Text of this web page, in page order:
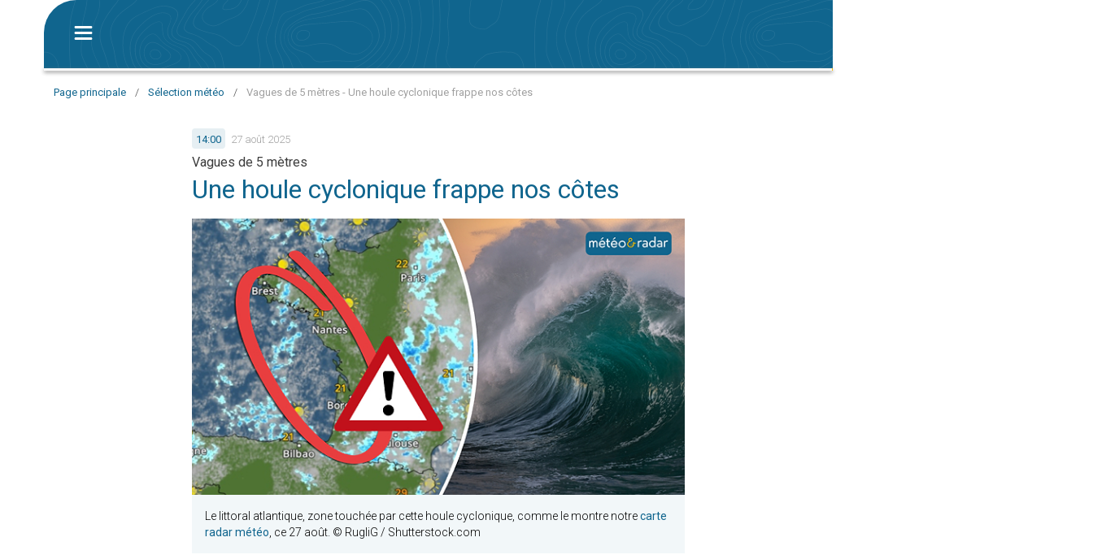
Page principale / Sélection météo / Vagues de 5 mètres - Une houle cyclonique frappe nos côtes
14:00 27 août 2025
Vagues de 5 mètres
Une houle cyclonique frappe nos côtes
Le littoral atlantique, zone touchée par cette houle cyclonique, comme le montre notrecarte
radar météo, ce 27 août. © RugliG / Shutterstock.com